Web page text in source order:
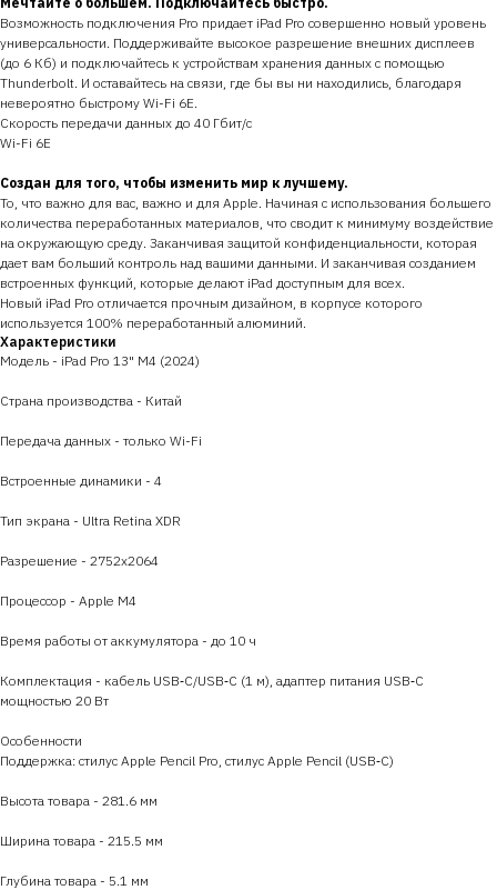
Возможность подключения Pro придает iPad Pro совершенно новый уровень
универсальности. Поддерживайте высокое разрешение внешних дисплеев
(до 6 Кб) и подключайтесь к устройствам хранения данных с помощью
Thunderbolt. И оставайтесь на связи, где бы вы ни находились, благодаря
невероятно быстрому Wi-Fi 6E.
Скорость передачи данных до 40 Гбит/с
Wi-Fi 6E
Создан для того, чтобы изменить мир к лучшему.
То, что важно для вас, важно и для Apple. Начиная с использования большего
количества переработанных материалов, что сводит к минимуму воздействие
на окружающую среду. Заканчивая защитой конфиденциальности, которая
дает вам больший контроль над вашими данными. И заканчивая созданием
встроенных функций, которые делают iPad доступным для всех.
Новый iPad Pro отличается прочным дизайном, в корпусе которого
используется 100% переработанный алюминий.
Характеристики
Модель - iPad Pro 13" M4 (2024)
Страна производства - Китай
Передача данных - только Wi-Fi
Встроенные динамики - 4
Тип экрана - Ultra Retina XDR
Разрешение - 2752х2064
Процессор - Apple M4
Время работы от аккумулятора - до 10 ч
Комплектация - кабель USB‑C/USB‑C (1 м), адаптер питания USB‑C
мощностью 20 Вт
Особенности
Поддержка: стилус Apple Pencil Pro, стилус Apple Pencil (USB‑C)
Высота товара - 281.6 мм
Ширина товара - 215.5 мм
Глубина товара - 5.1 мм